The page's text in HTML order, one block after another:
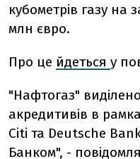
кубометрів газу на
млн євро.
Про це йдеться у
"Нафтогаз"
акредитивів в
Citi та Deutsche
Банком", -